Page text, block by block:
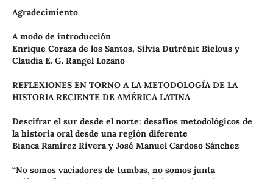
Agradecimiento
A modo de introducción
Enrique Coraza de los Santos, Silvia Dutrénit Bielous y
Claudia E. G. Rangel Lozano
REFLEXIONES EN TORNO A LA METODOLOGÍA DE LA
HISTORIA RECIENTE DE AMÉRICA LATINA
Descifrar el sur desde el norte: desafíos metodológicos de
la historia oral desde una región diferente
Bianca Ramírez Rivera y José Manuel Cardoso Sánchez
“No somos vaciadores de tumbas, no somos junta